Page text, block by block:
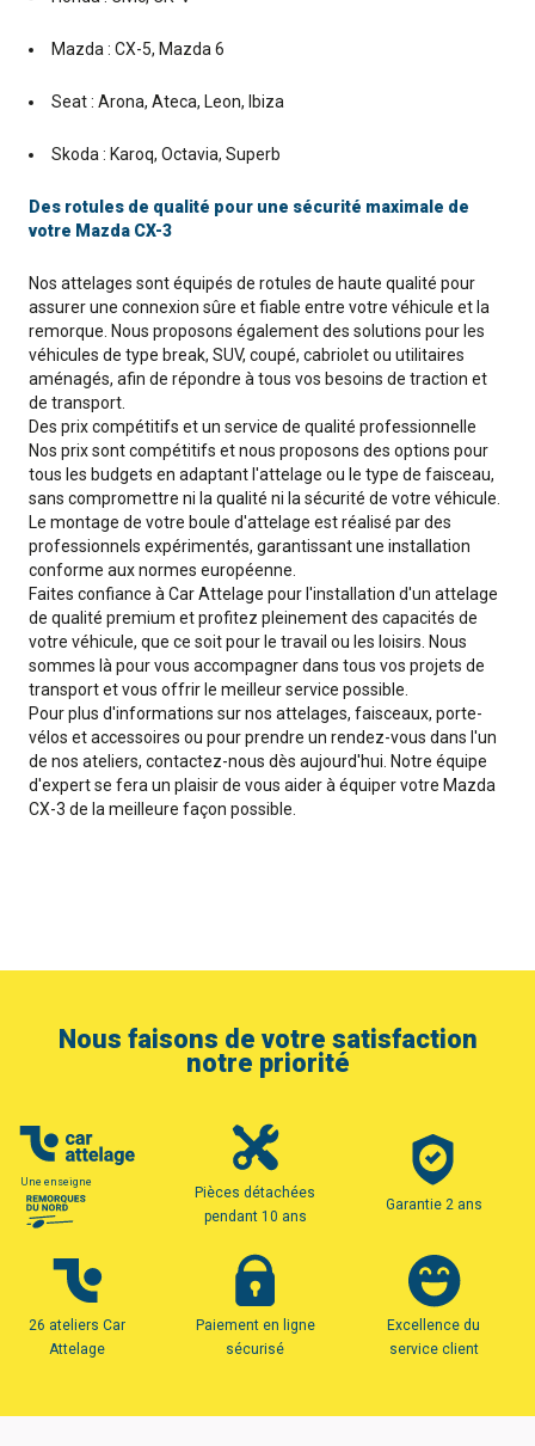
Mazda : CX-5, Mazda 6
Seat : Arona, Ateca, Leon, Ibiza
Skoda : Karoq, Octavia, Superb
Des rotules de qualité pour une sécurité maximale de
votre Mazda CX-3
Nos attelages sont équipés de rotules de haute qualité pour
assurer une connexion sûre et fiable entre votre véhicule et la
remorque. Nous proposons également des solutions pour les
véhicules de type break, SUV, coupé, cabriolet ou utilitaires
aménagés, afin de répondre à tous vos besoins de traction et
de transport.
Des prix compétitifs et un service de qualité professionnelle
Nos prix sont compétitifs et nous proposons des options pour
tous les budgets en adaptant l'attelage ou le type de faisceau,
sans compromettre ni la qualité ni la sécurité de votre véhicule.
Le montage de votre boule d'attelage est réalisé par des
professionnels expérimentés, garantissant une installation
conforme aux normes européenne.
Faites confiance à Car Attelage pour l'installation d'un attelage
de qualité premium et profitez pleinement des capacités de
votre véhicule, que ce soit pour le travail ou les loisirs. Nous
sommes là pour vous accompagner dans tous vos projets de
transport et vous offrir le meilleur service possible.
Pour plus d'informations sur nos attelages, faisceaux, porte-
vélos et accessoires ou pour prendre un rendez-vous dans l'un
de nos ateliers, contactez-nous dès aujourd'hui. Notre équipe
d'expert se fera un plaisir de vous aider à équiper votre Mazda
CX-3 de la meilleure façon possible.
Nous faisons de votre satisfaction
notre priorité
Une enseigne
Pièces détachées
pendant 10 ans
Garantie 2 ans
26 ateliers Car
Attelage
Paiement en ligne
sécurisé
Excellence du
service client